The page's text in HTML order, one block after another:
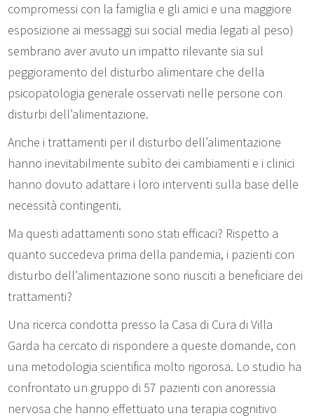
compromessi con la famiglia e gli amici e una maggiore
esposizione ai messaggi sui social media legati al peso)
sembrano aver avuto un impatto rilevante sia sul
peggioramento del disturbo alimentare che della
psicopatologia generale osservati nelle persone con
disturbi dell’alimentazione.
Anche i trattamenti per il disturbo dell’alimentazione
hanno inevitabilmente subìto dei cambiamenti e i clinici
hanno dovuto adattare i loro interventi sulla base delle
necessità contingenti.
Ma questi adattamenti sono stati efficaci? Rispetto a
quanto succedeva prima della pandemia, i pazienti con
disturbo dell’alimentazione sono riusciti a beneficiare dei
trattamenti?
Una ricerca condotta presso la Casa di Cura di Villa
Garda ha cercato di rispondere a queste domande, con
una metodologia scientifica molto rigorosa. Lo studio ha
confrontato un gruppo di 57 pazienti con anoressia
nervosa che hanno effettuato una terapia cognitivo